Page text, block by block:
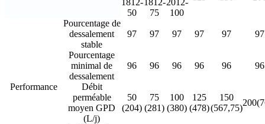
1812-
50
1812-
75
2012-
100
Performance
Pourcentage de
dessalement
stable
97 97 97 97 97 97
Pourcentage
minimal de
dessalement
96 96 96 96 96 96
Débit
perméable
moyen GPD
(L/j)
50
(204)
75
(281)
100
(380)
125
(478)
150
(567,75)